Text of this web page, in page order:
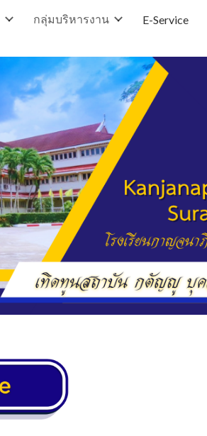
Skip to navigation
กลุ่มบริหารงาน E-Service